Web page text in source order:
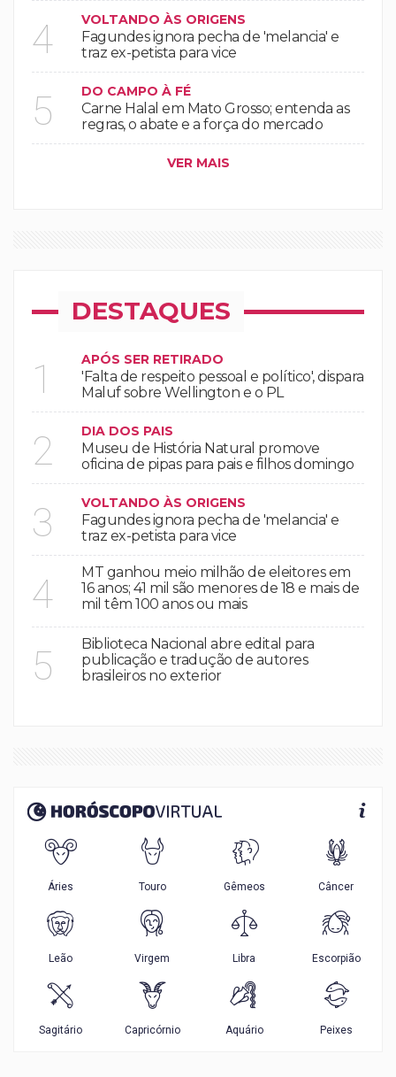
4 VOLTANDO ÀS ORIGENS
Fagundes ignora pecha de 'melancia' e
traz ex-petista para vice
5 DO CAMPO À FÉ
Carne Halal em Mato Grosso; entenda as
regras, o abate e a força do mercado
VER MAIS
DESTAQUES
1 APÓS SER RETIRADO
'Falta de respeito pessoal e político', dispara
Maluf sobre Wellington e o PL
2 DIA DOS PAIS
Museu de História Natural promove
oficina de pipas para pais e filhos domingo
3 VOLTANDO ÀS ORIGENS
Fagundes ignora pecha de 'melancia' e
traz ex-petista para vice
4
MT ganhou meio milhão de eleitores em
16 anos; 41 mil são menores de 18 e mais de
mil têm 100 anos ou mais
5
Biblioteca Nacional abre edital para
publicação e tradução de autores
brasileiros no exterior